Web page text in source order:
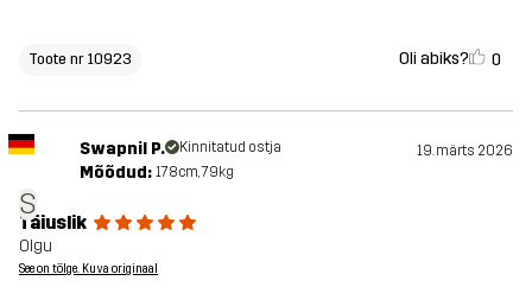
Toote nr 10923 Oli abiks? 0
S
Swapnil P. Kinnitatud ostja 19. märts 2026
Mõõdud: 178cm, 79kg
Täiuslik
Olgu
See on tõlge. Kuva originaal